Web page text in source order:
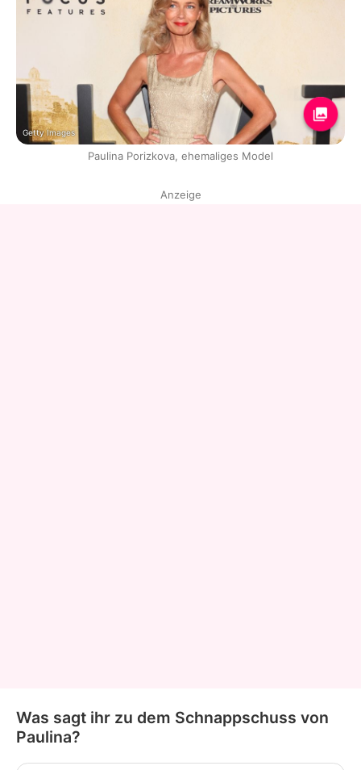
Getty Images
Paulina Porizkova, ehemaliges Model
Anzeige
Was sagt ihr zu dem Schnappschuss von
Paulina?